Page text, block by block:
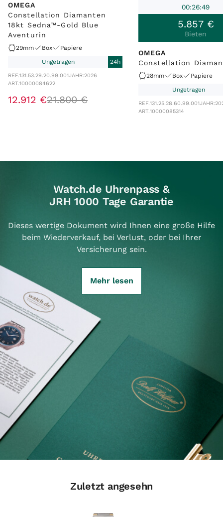
OMEGA
Constellation Diamanten
18kt Sedna™-Gold Blue
Aventurin
29mm Box
Papiere
Ungetragen
24h
REF.131.53.29.20.99.001JAHR:2026
ART.10000084622
12.912 €21.800 €
00:26:49
5.857 €
Bieten
OMEGA
Constellation
28mm Box
Papiere
Ungetragen
REF.131.25.28.60.99.001JAHR:
ART.10000085314
Watch.de Uhrenpass &
JRH 1000 Tage Garantie
Dieses wertige Dokument wird Ihnen eine große Hilfe
beim Wiederverkauf, bei Verlust, oder bei Ihrer
Versicherung sein.
Mehr lesen
Zuletzt angesehn